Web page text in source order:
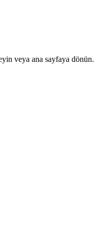
veya ana sayfaya dönün.